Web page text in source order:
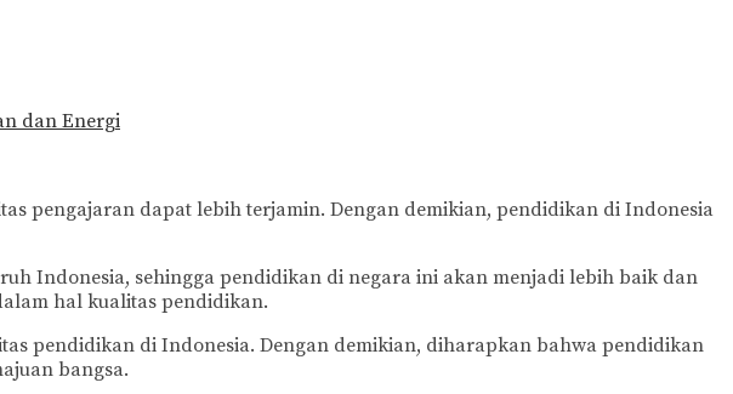
dan Energi
pengajaran dapat lebih terjamin. Dengan demikian, pendidikan di Indonesia
Indonesia, sehingga pendidikan di negara ini akan menjadi lebih baik dan
hal kualitas pendidikan.
pendidikan di Indonesia. Dengan demikian, diharapkan bahwa pendidikan
bangsa.